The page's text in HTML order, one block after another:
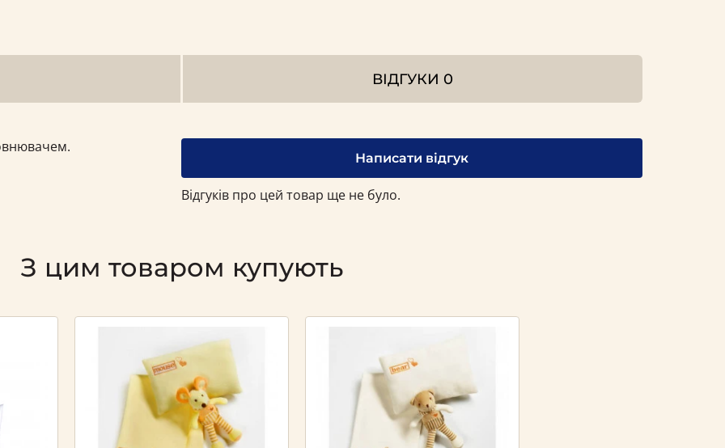
ВІДГУКИ 0
Написати відгук
Відгуків про цей товар ще не було.
З цим товаром купують